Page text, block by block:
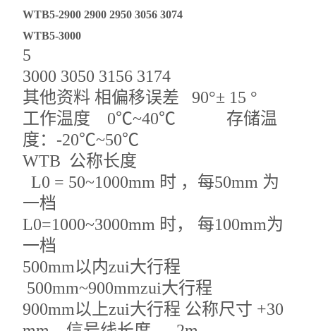
WTB5-2900 2900 2950 3056 3074
WTB5-3000
5
3000 3050 3156 3174
其他资料 相偏移误差 90°± 15 °
工作温度 0℃~40℃ 存储温
度：-20℃~50℃
WTB 公称长度
L0 = 50~1000mm 时 ，每50mm 为
一档
L0=1000~3000mm 时， 每100mm为
一档
500mm以内zui大行程
500mm~900mmzui大行程
900mm以上zui大行程 公称尺寸 +30